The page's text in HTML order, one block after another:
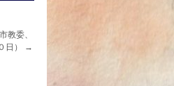
教委、
日）
→